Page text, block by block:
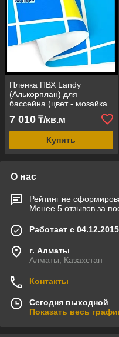
Пленка ПВХ Landy
(Алькорплан) для
бассейна (цвет - мозайка
цветная, ширина = 1,80 м,
армированная)
7 010 ₸/кв.м
Купить
О нас
Рейтинг не
Менее 5 отзывов за
Работает с 04.12.2015
г. Алматы
Алматы, Казахстан
Контакты
Сегодня выходной
Показать весь